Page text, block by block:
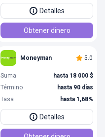
Detalles
Obtener dinero
Moneyman 5.0
Suma
hasta 18 000 $
Término
hasta 90 días
Tasa
hasta 1,68%
Detalles